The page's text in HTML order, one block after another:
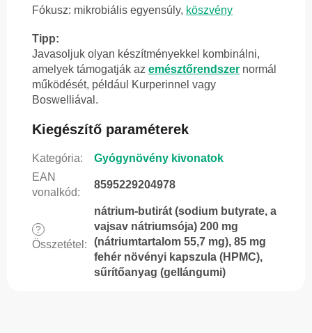
Fókusz: mikrobiális egyensúly, köszvény
Tipp:
Javasoljuk olyan készítményekkel kombinálni,
amelyek támogatják az emésztőrendszer normál
működését, például Kurperinnel vagy
Boswelliával.
Kiegészítő paraméterek
Kategória:
Gyógynövény kivonatok
EAN
vonalkód:
8595229204978
?
Összetétel :
nátrium-butirát (sodium butyrate, a
vajsav nátriumsója) 200 mg
(nátriumtartalom 55,7 mg), 85 mg
fehér növényi kapszula (HPMC),
sűrítőanyag (gellángumi)